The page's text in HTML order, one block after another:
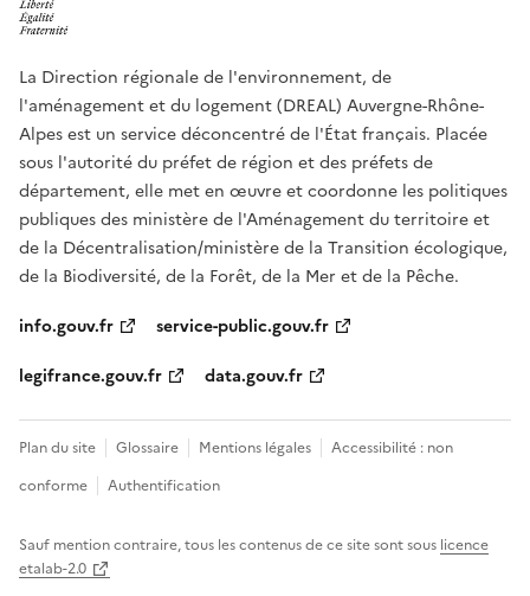
La Direction régionale de l'environnement, de
l'aménagement et du logement (DREAL) Auvergne-Rhône-
Alpes est un service déconcentré de l'État français. Placée
sous l'autorité du préfet de région et des préfets de
département, elle met en œuvre et coordonne les politiques
publiques des ministère de l'Aménagement du territoire et
de la Décentralisation/ministère de la Transition écologique,
de la Biodiversité, de la Forêt, de la Mer et de la Pêche.
info.gouv.fr
service-public.gouv.fr
legifrance.gouv.fr
data.gouv.fr
Plan du site Glossaire Mentions légales
Accessibilité : non
conforme
Authentification
Sauf mention contraire, tous les contenus de ce site sont sous licence
etalab-2.0